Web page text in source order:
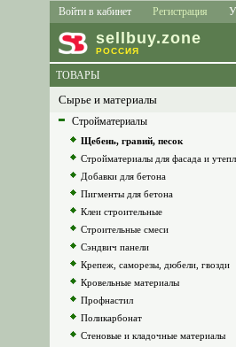
Войти в кабинет Регистрация
sell buy.zone
РОССИЯ
ТОВАРЫ
Сырье и материалы
Стройматериалы
Щебень, гравий, песок
Стройматериалы для фасада и
Добавки для бетона
Пигменты для бетона
Клеи строительные
Строительные смеси
Сэндвич панели
Крепеж, саморезы, дюбели, гвозди
Кровельные материалы
Профнастил
Поликарбонат
Стеновые и кладочные материалы